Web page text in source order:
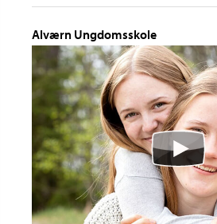
Alværn Ungdomsskole